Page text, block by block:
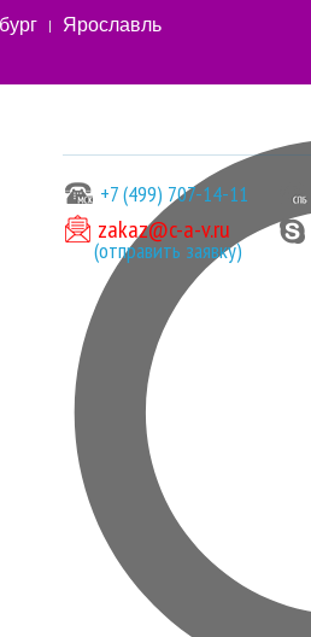
Ярославль
+7 (499) 707-14-11
zakaz@c-a-v.ru
(отправить заявку)